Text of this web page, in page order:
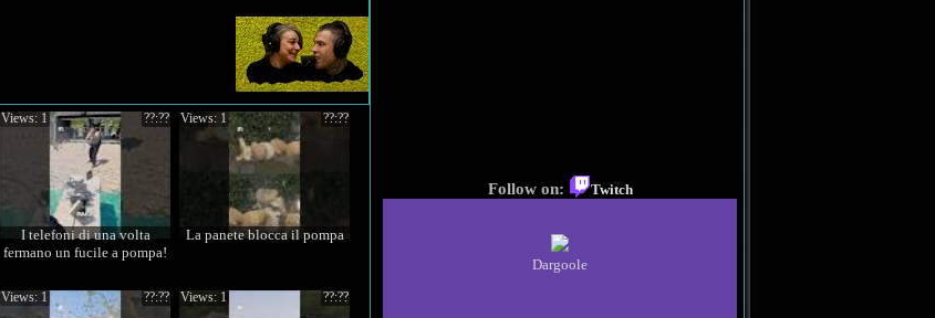
I telefoni di una volta
fermano un fucile a pompa!
??:??
Views: 1
La panete blocca il pompa
??:??
Views: 1
??:??
Views: 1 ??:??
Views: 1
Follow on: Twitch
Dargoole